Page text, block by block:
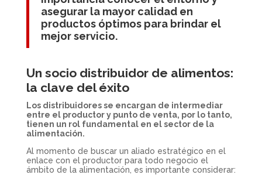
asegurar la mayor calidad en
productos óptimos para brindar el
mejor servicio.
Un socio distribuidor de alimentos:
la clave del éxito
Los distribuidores se encargan de intermediar
entre el productor y punto de venta, por lo tanto,
tienen un rol fundamental en el sector de la
alimentación.
Al momento de buscar un aliado estratégico en el
enlace con el productor para todo negocio el
ámbito de la alimentación, es importante considerar: